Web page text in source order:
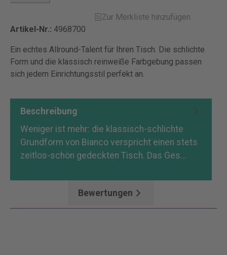
Zur Merkliste hinzufügen
Artikel-Nr.: 4968700
Ein echtes Allround-Talent für Ihren Tisch. Die schlichte
Form und die klassisch reinweiße Farbgebung passen
sich jedem Einrichtungsstil perfekt an.
Beschreibung
Weniger ist mehr: die klassisch-schlichte
Grundform von Bianco verspricht einen stets
zeitlos-schön gedeckten Tisch. Das Ges…
Bewertungen